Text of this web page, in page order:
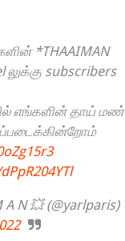
*THAAIMAN
லுக்கு subscribers
எங்களின் தாய் மண்
N 💥 (@yarlparis)